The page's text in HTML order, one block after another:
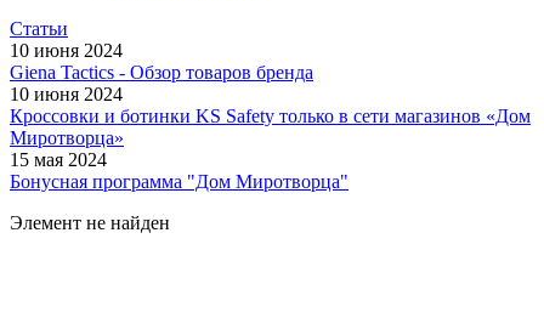
Статьи
10 июня 2024
Giena Tactics - Обзор товаров бренда
10 июня 2024
Кроссовки и ботинки KS Safety только в сети магазинов «Дом
Миротворца»
15 мая 2024
Бонусная программа "Дом Миротворца"
Элемент не найден